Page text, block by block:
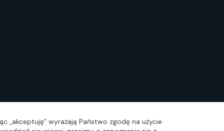
„akceptuję” wyrażają Państwo zgodę na użycie